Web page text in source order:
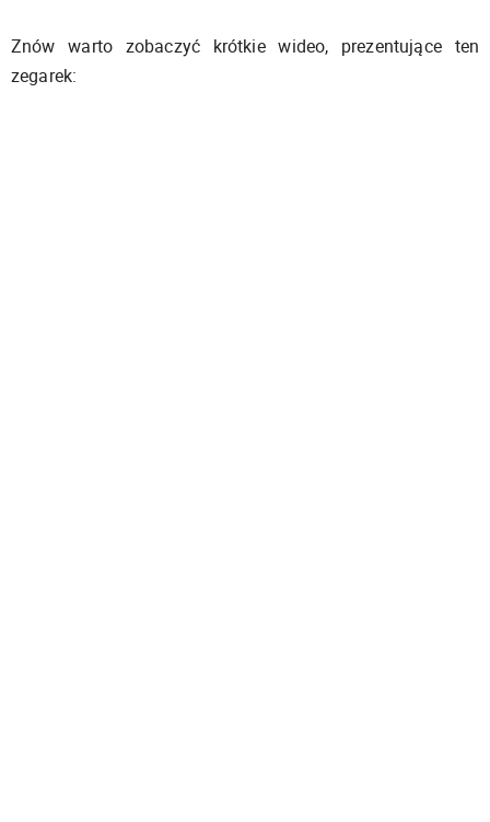
Znów warto zobaczyć krótkie wideo, prezentujące ten
zegarek: